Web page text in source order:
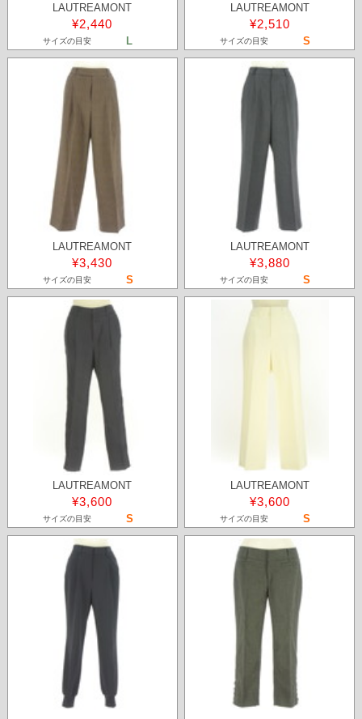
LAUTREAMONT
¥2,440
サイズの目安 L
LAUTREAMONT
¥2,510
サイズの目安 S
LAUTREAMONT
¥3,430
サイズの目安 S
LAUTREAMONT
¥3,880
サイズの目安 S
LAUTREAMONT
¥3,600
サイズの目安 S
LAUTREAMONT
¥3,600
サイズの目安 S